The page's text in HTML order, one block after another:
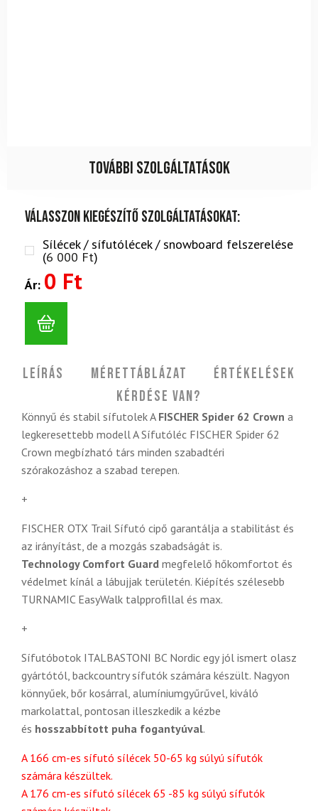
További szolgáltatások
Válasszon kiegészítő szolgáltatásokat:
Sílécek / sífutólécek / snowboard felszerelése
(6 000 Ft)
Ár: 0 Ft
Leírás Mérettáblázat
Értékelések
Kérdése van?
Könnyű és stabil sífutolek A FISCHER Spider 62 Crown a
legkeresettebb modell A Sífutóléc FISCHER Spider 62
Crown megbízható társ minden szabadtéri
szórakozáshoz a szabad terepen.
+
FISCHER OTX Trail Sífutó cipő garantálja a stabilitást és
az irányítást, de a mozgás szabadságát is.
Technology Comfort Guard megfelelő hőkomfortot és
védelmet kínál a lábujjak területén. Kiépítés szélesebb
TURNAMIC EasyWalk talpprofillal és max.
+
Sífutóbotok ITALBASTONI BC Nordic egy jól ismert olasz
gyártótól, backcountry sífutók számára készült. Nagyon
könnyűek, bőr kosárral, alumíniumgyűrűvel, kiváló
markolattal, pontosan illeszkedik a kézbe
és hosszabbított puha fogantyúval.
A 166 cm-es sífutó sílécek 50-65 kg súlyú sífutók
számára készültek.
A 176 cm-es sífutó sílécek 65 -85 kg súlyú sífutók